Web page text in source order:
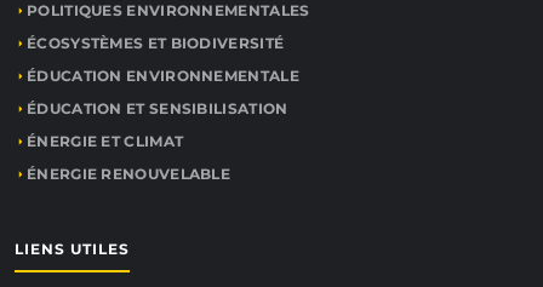
POLITIQUES ENVIRONNEMENTALES
ÉCOSYSTÈMES ET BIODIVERSITÉ
ÉDUCATION ENVIRONNEMENTALE
ÉDUCATION ET SENSIBILISATION
ÉNERGIE ET CLIMAT
ÉNERGIE RENOUVELABLE
LIENS UTILES